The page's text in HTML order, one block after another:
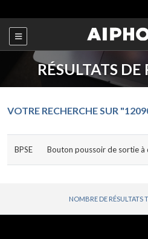
RÉSULTATS DE
VOTRE RECHERCHE SUR
BPSE Bouton poussoir de sortie à
NOMBRE DE RÉSULTATS